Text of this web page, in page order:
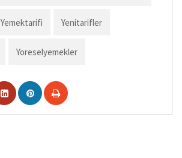
Yemektarifi Yenitarifler
Yoreselyemekler
LinkedInPinterest
Yazıcı